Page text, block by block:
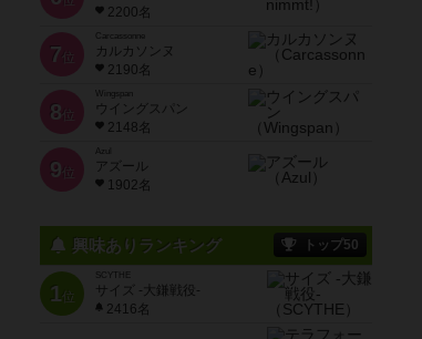
2200名
7 位
Carcassonne
カルカソンヌ
2190名
8 位
Wingspan
ウイングスパン
2148名
9 位
Azul
アズール
1902名
興味ありランキング トップ50
1位
SCYTHE
サイズ -大鎌戦役-
2416名